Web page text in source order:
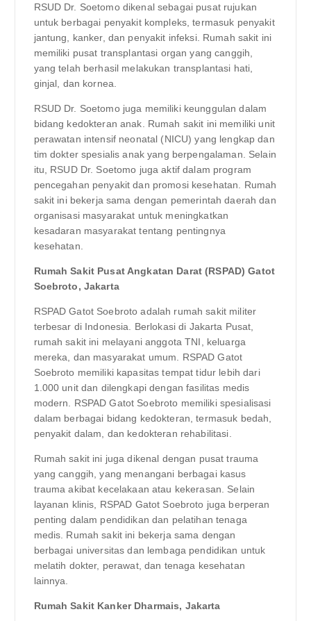
RSUD Dr. Soetomo dikenal sebagai pusat rujukan
untuk berbagai penyakit kompleks, termasuk penyakit
jantung, kanker, dan penyakit infeksi. Rumah sakit ini
memiliki pusat transplantasi organ yang canggih,
yang telah berhasil melakukan transplantasi hati,
ginjal, dan kornea.
RSUD Dr. Soetomo juga memiliki keunggulan dalam
bidang kedokteran anak. Rumah sakit ini memiliki unit
perawatan intensif neonatal (NICU) yang lengkap dan
tim dokter spesialis anak yang berpengalaman. Selain
itu, RSUD Dr. Soetomo juga aktif dalam program
pencegahan penyakit dan promosi kesehatan. Rumah
sakit ini bekerja sama dengan pemerintah daerah dan
organisasi masyarakat untuk meningkatkan
kesadaran masyarakat tentang pentingnya
kesehatan.
Rumah Sakit Pusat Angkatan Darat (RSPAD) Gatot
Soebroto, Jakarta
RSPAD Gatot Soebroto adalah rumah sakit militer
terbesar di Indonesia. Berlokasi di Jakarta Pusat,
rumah sakit ini melayani anggota TNI, keluarga
mereka, dan masyarakat umum. RSPAD Gatot
Soebroto memiliki kapasitas tempat tidur lebih dari
1.000 unit dan dilengkapi dengan fasilitas medis
modern. RSPAD Gatot Soebroto memiliki spesialisasi
dalam berbagai bidang kedokteran, termasuk bedah,
penyakit dalam, dan kedokteran rehabilitasi.
Rumah sakit ini juga dikenal dengan pusat trauma
yang canggih, yang menangani berbagai kasus
trauma akibat kecelakaan atau kekerasan. Selain
layanan klinis, RSPAD Gatot Soebroto juga berperan
penting dalam pendidikan dan pelatihan tenaga
medis. Rumah sakit ini bekerja sama dengan
berbagai universitas dan lembaga pendidikan untuk
melatih dokter, perawat, dan tenaga kesehatan
lainnya.
Rumah Sakit Kanker Dharmais, Jakarta